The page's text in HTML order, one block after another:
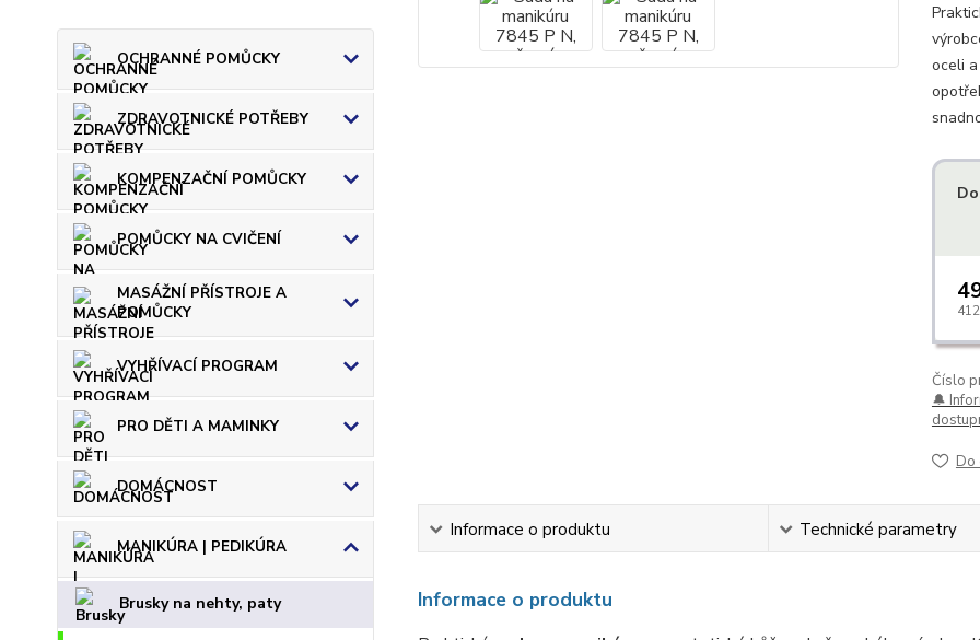
OCHRANNÉ POMŮCKY
ZDRAVOTNICKÉ POTŘEBY
KOMPENZAČNÍ POMŮCKY
POMŮCKY NA CVIČENÍ
MASÁŽNÍ PŘÍSTROJE A
POMŮCKY
VYHŘÍVACÍ PROGRAM
PRO DĚTI A MAMINKY
DOMÁCNOST
MANIKÚRA | PEDIKÚRA
Brusky na nehty, paty
oceli
Číslo
🔔
Do
Informace o produktu Technické parametry
Informace o produktu